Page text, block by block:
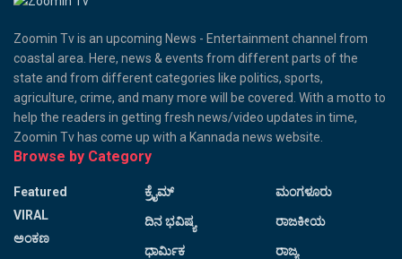
Zoomin Tv is an upcoming News - Entertainment channel from
coastal area. Here, news & events from different parts of the
state and from different categories like politics, sports,
agriculture, crime, and many more will be covered. With a motto to
help the readers in getting fresh news/video updates in time,
Zoomin Tv has come up with a Kannada news website.
Browse by Category
Featured
VIRAL
ಅಂಕಣ
ಕ್ರೈಮ್
ದಿನ ಭವಿಷ್ಯ
ಧಾರ್ಮಿಕ
ಮಂಗಳೂರು
ರಾಜಕೀಯ
ರಾಜ್ಯ